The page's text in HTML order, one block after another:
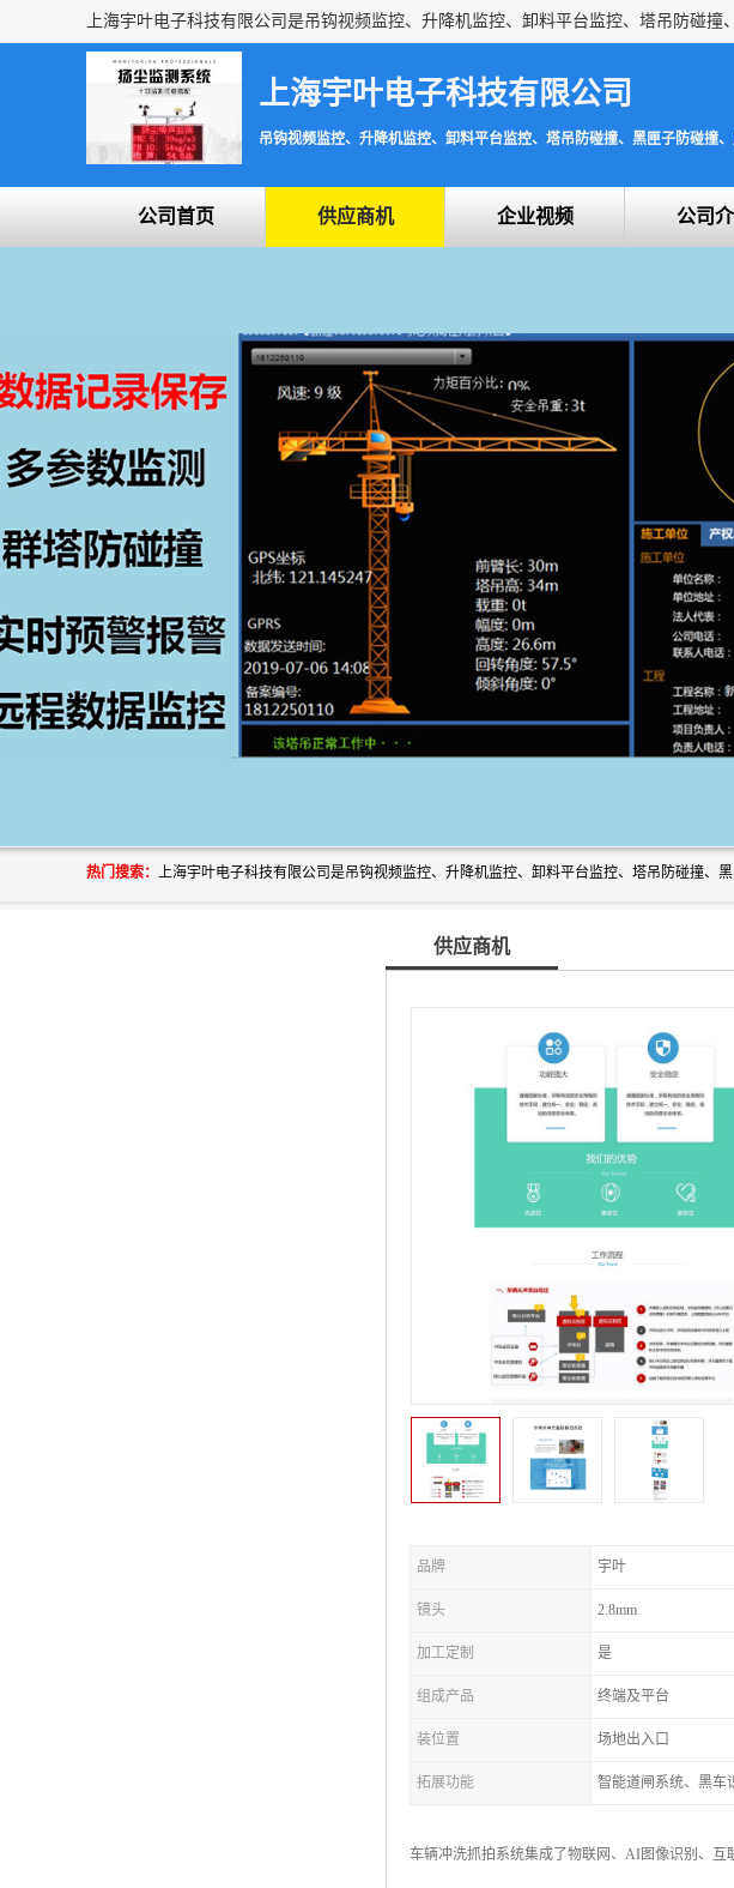
上海宇叶电子科技有限公司
吊钩视频监控、升降机监控、卸料平台监控、塔吊防碰撞、黑匣子防碰撞
公司首页 供应商机 企业视频 公司
热门搜索：
供应商机
品牌 宇叶
镜头 2.8mm
加工定制 是
组成产品 终端及平台
装位置 场地出入口
拓展功能 智能道闸系统、黑车
车辆冲洗抓拍系统集成了物联网、AI图像识别、互